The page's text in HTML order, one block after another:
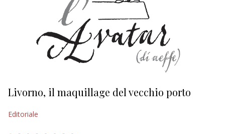
Livorno, il maquillage del vecchio porto
Editoriale